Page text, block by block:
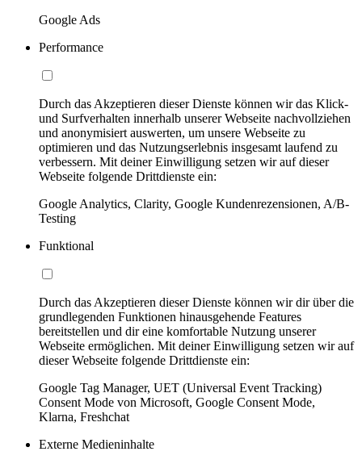
Google Ads
Performance
Durch das Akzeptieren dieser Dienste können wir das Klick-
und Surfverhalten innerhalb unserer Webseite nachvollziehen
und anonymisiert auswerten, um unsere Webseite zu
optimieren und das Nutzungserlebnis insgesamt laufend zu
verbessern. Mit deiner Einwilligung setzen wir auf dieser
Webseite folgende Drittdienste ein:
Google Analytics, Clarity, Google Kundenrezensionen, A/B-
Testing
Funktional
Durch das Akzeptieren dieser Dienste können wir dir über die
grundlegenden Funktionen hinausgehende Features
bereitstellen und dir eine komfortable Nutzung unserer
Webseite ermöglichen. Mit deiner Einwilligung setzen wir auf
dieser Webseite folgende Drittdienste ein:
Google Tag Manager, UET (Universal Event Tracking)
Consent Mode von Microsoft, Google Consent Mode,
Klarna, Freshchat
Externe Medieninhalte